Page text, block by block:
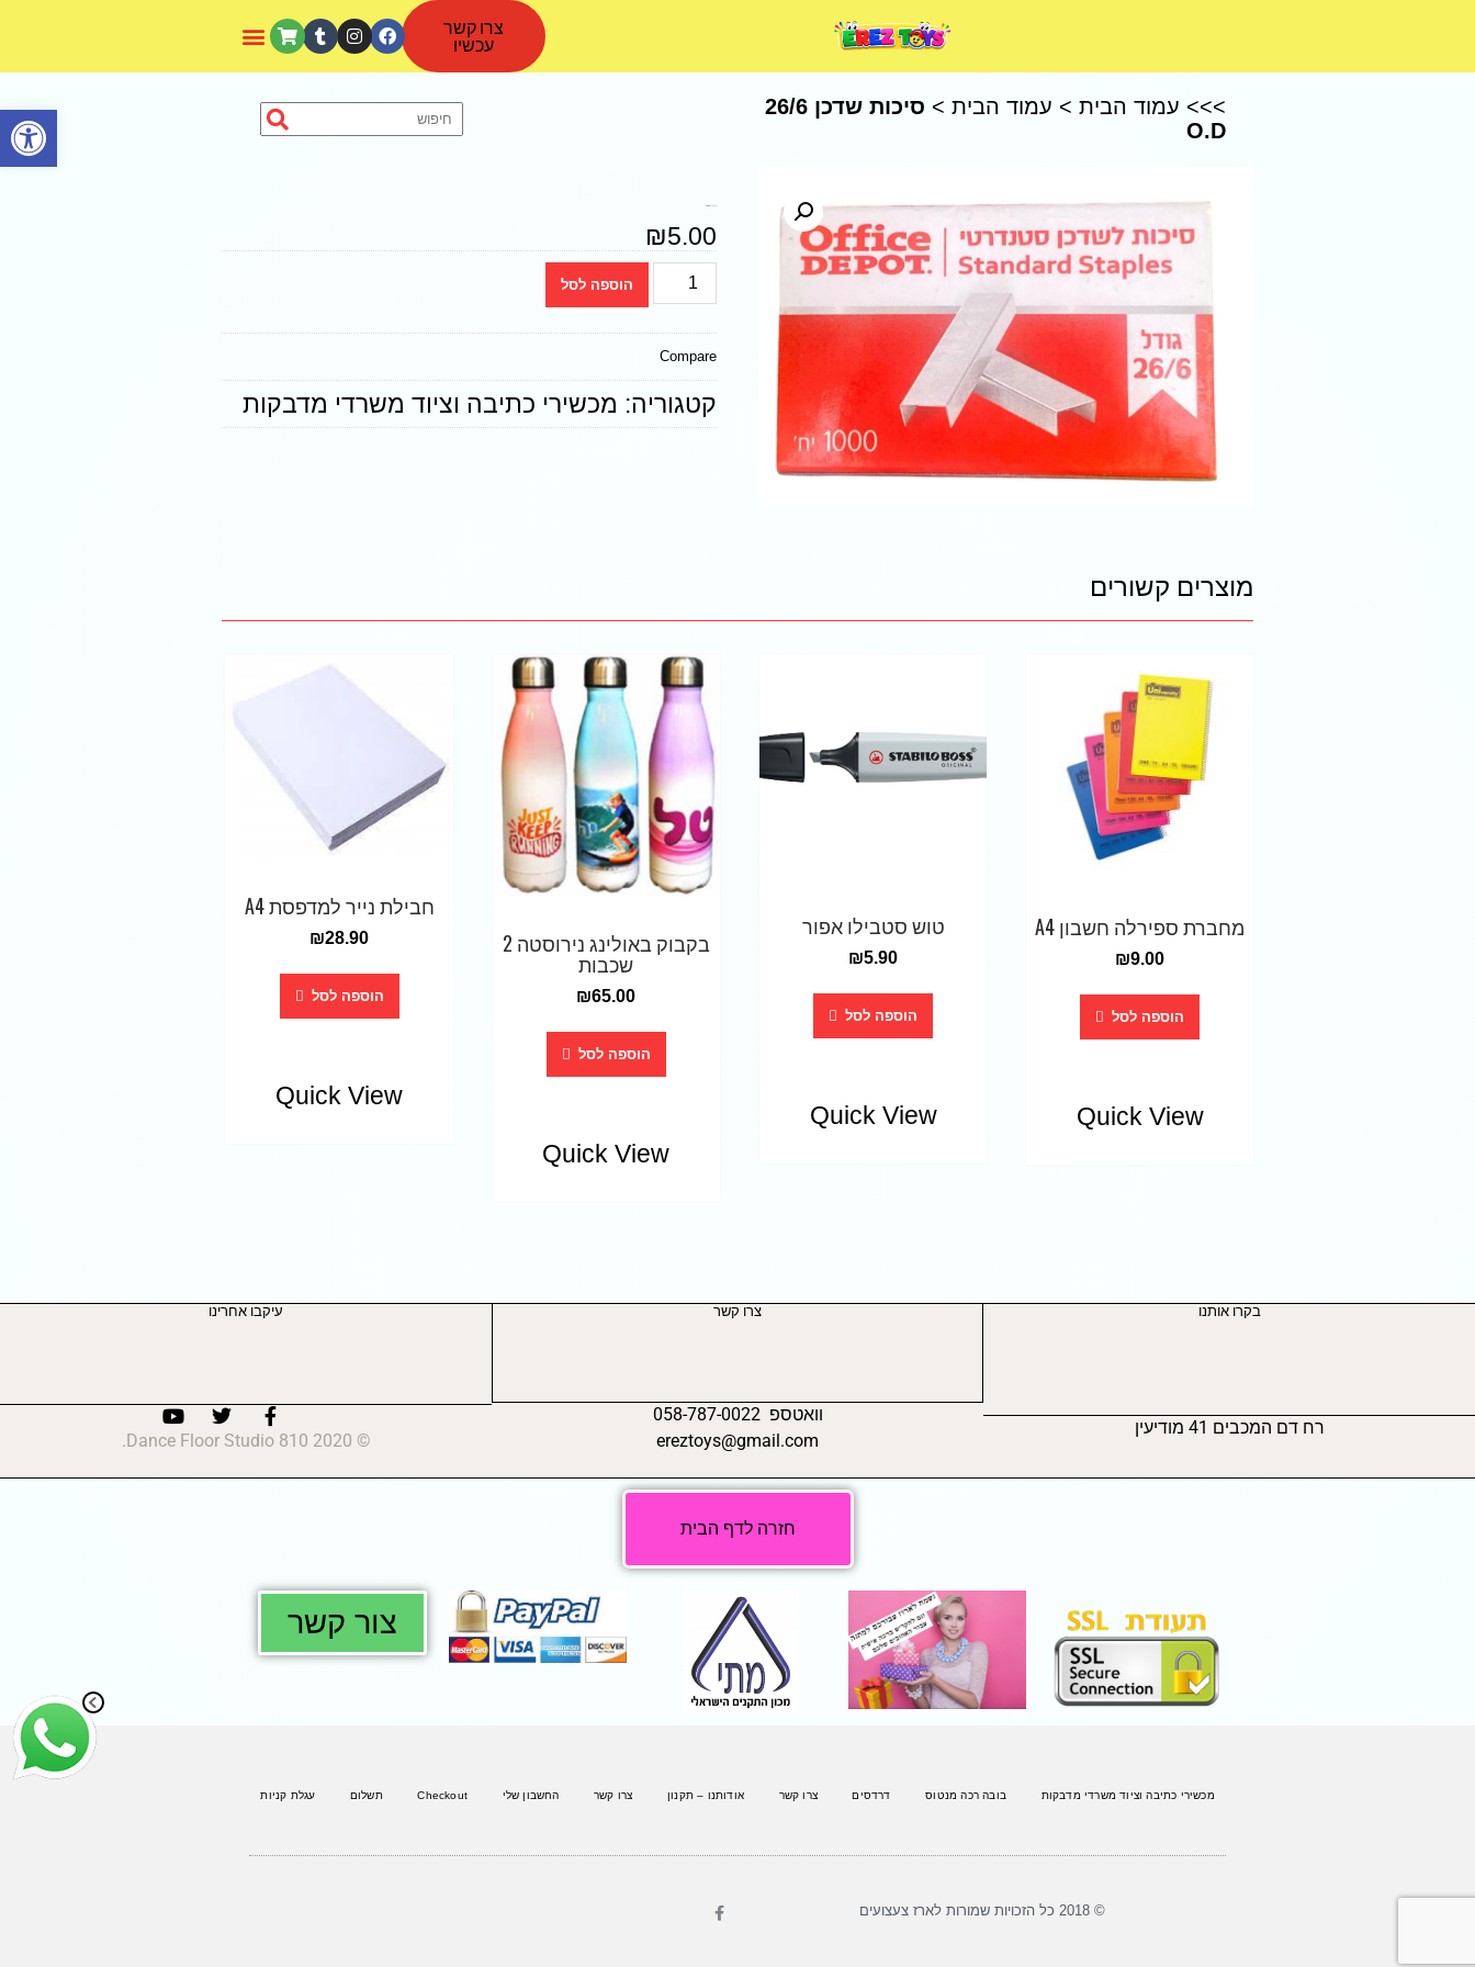
פתח סרגל נגישות
צרו קשר
עכשיו
>>> עמוד הבית > עמוד הבית >
סיכות שדכן 26/6
O.D
₪5.00
הוספה לסל
Compare
קטגוריה: מכשירי כתיבה וציוד משרדי מדבקות
מוצרים קשורים
מחברת ספירלה חשבון A4
₪9.00
הוספה לסל
Quick View
טוש סטבילו אפור
₪5.90
הוספה לסל
Quick View
בקבוק באולינג נירוסטה 2
שכבות
₪65.00
הוספה לסל
Quick View
חבילת נייר למדפסת A4
₪28.90
הוספה לסל
Quick View
בקרו אותנו
רח דם המכבים 41 מודיעין
צרו קשר
וואטספ 058-787-0022
ereztoys@gmail.com
עיקבו אחרינו
© 2020 810 Dance Floor Studio.
חזרה לדף הבית
צור קשר
מכשירי כתיבה וציוד משרדי מדבקות בובה רכה מנטוס דרדסים צרו קשר אודותנו – תקנון צרו קשר החשבון שלי Checkout תשלום עגלת קניות
© 2018 כל הזכויות שמורות לארז צעצועים